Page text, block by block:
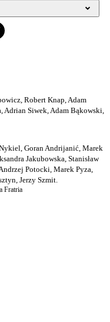
Robert Knap, Adam
Siwek, Adam Bąkowski,
Goran Andrijanić, Marek
Jakubowska, Stanisław
Potocki, Marek Pyza,
Jerzy Szmit.
Fratria